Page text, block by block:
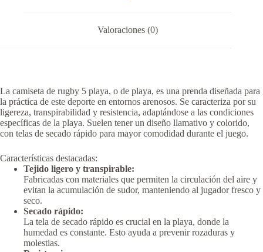
Valoraciones (0)
La camiseta de rugby 5 playa, o de playa, es una prenda diseñada para
la práctica de este deporte en entornos arenosos. Se caracteriza por su
ligereza, transpirabilidad y resistencia, adaptándose a las condiciones
específicas de la playa. Suelen tener un diseño llamativo y colorido,
con telas de secado rápido para mayor comodidad durante el juego.
Características destacadas:
Tejido ligero y transpirable:
Fabricadas con materiales que permiten la circulación del aire y
evitan la acumulación de sudor, manteniendo al jugador fresco y
seco.
Secado rápido:
La tela de secado rápido es crucial en la playa, donde la
humedad es constante. Esto ayuda a prevenir rozaduras y
molestias.